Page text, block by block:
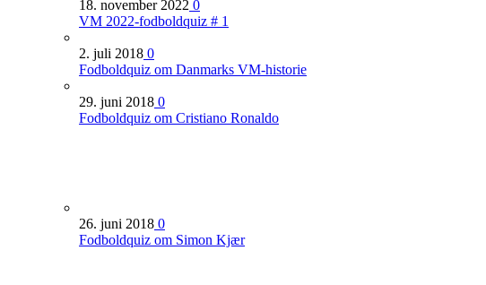
18. november 2022 0
VM 2022-fodboldquiz # 1
2. juli 2018 0
Fodboldquiz om Danmarks VM-historie
29. juni 2018 0
Fodboldquiz om Cristiano Ronaldo
26. juni 2018 0
Fodboldquiz om Simon Kjær